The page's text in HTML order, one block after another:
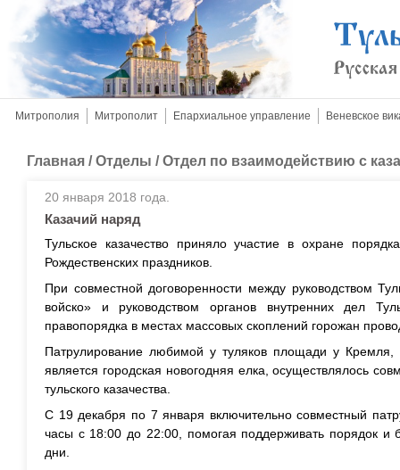
Митрополия Митрополит Епархиальное управление Веневское
Главная /Отделы /Отдел по взаимодействию с
20 января 2018 года.
Казачий наряд
Тульское казачество приняло участие в охране
Рождественских праздников.
При совместной договоренности между руководством
войско» и руководством органов внутренних дел
правопорядка в местах массовых скоплений горожан
Патрулирование любимой у туляков площади у
является городская новогодняя елка, осуществлялось
тульского казачества.
С 19 декабря по 7 января включительно совместный
часы с 18:00 до 22:00, помогая поддерживать порядок и
дни.